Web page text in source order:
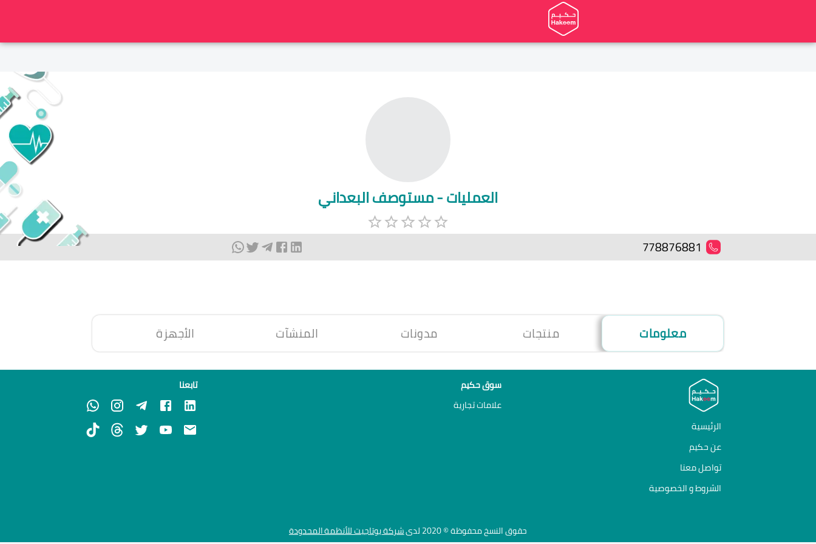
العمليات - مستوصف البعداني
778876881
معلومات منتجات مدونات المنشآت الأجهزة
الرئيسية
عن حكيم
تواصل معنا
الشروط و الخصوصية
سوق حكيم
علامات تجارية
تابعنا
حقوق النسخ محفوظة © 2020 لدى شركة يوتاجيت للأنظمة المحدودة